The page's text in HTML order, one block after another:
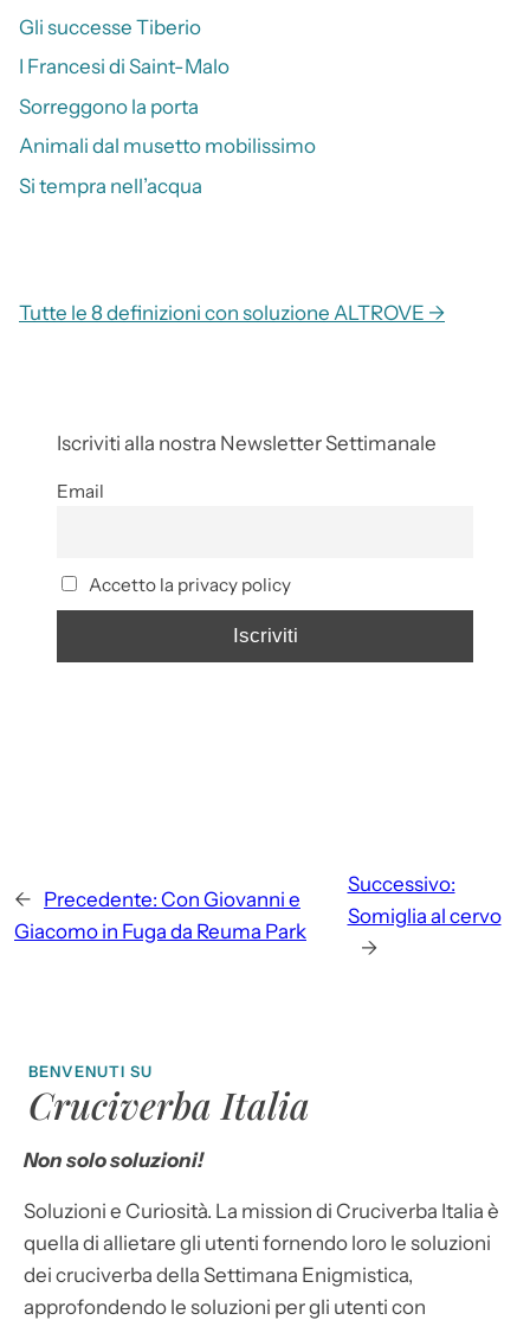
Gli successe Tiberio
I Francesi di Saint-Malo
Sorreggono la porta
Animali dal musetto mobilissimo
Si tempra nell’acqua
Tutte le 8 definizioni con soluzione ALTROVE →
Iscriviti alla nostra Newsletter Settimanale
Email
Accetto la privacy policy
← Precedente: Con Giovanni e
Giacomo in Fuga da Reuma Park
Successivo:
Somiglia al cervo
→
BENVENUTI SU
Cruciverba Italia
Non solo soluzioni!
Soluzioni e Curiosità. La mission di Cruciverba Italia è
quella di allietare gli utenti fornendo loro le soluzioni
dei cruciverba della Settimana Enigmistica,
approfondendo le soluzioni per gli utenti con